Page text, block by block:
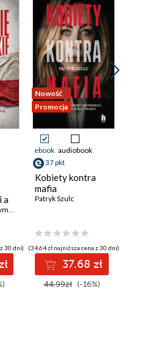
a
30 dni)
Nowość
Promocja
ebook audiobook
37 pkt
Kobiety kontra
mafia
Patryk Szulc
(34,64 zł najniższa cena z 30 dni)
37.68 zł
44.99zł (-16%)